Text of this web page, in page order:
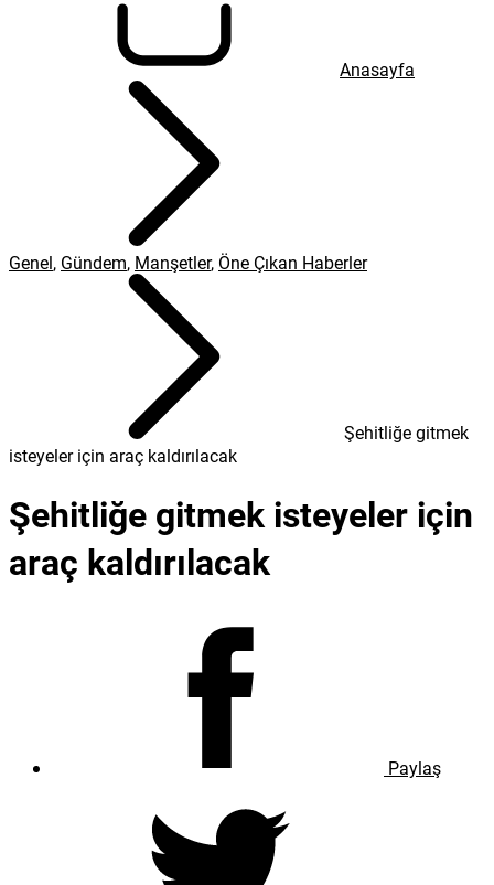
Anasayfa
Genel, Gündem, Manşetler, Öne Çıkan Haberler
Şehitliğe gitmek
isteyeler için araç kaldırılacak
Şehitliğe gitmek isteyeler için
araç kaldırılacak
Paylaş